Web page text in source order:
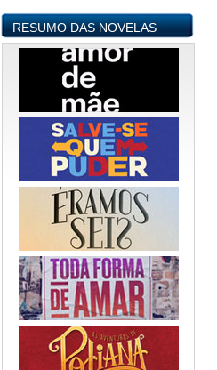
RESUMO DAS NOVELAS